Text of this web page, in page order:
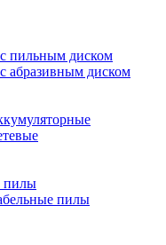
пильным диском
абразивным диском
пилы
пилы